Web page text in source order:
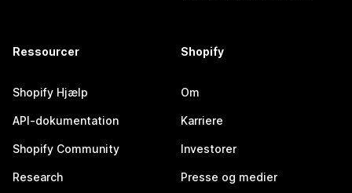
Ressourcer
Shopify Hjælp
API-dokumentation
Shopify Community
Research
Shopify
Om
Karriere
Investorer
Presse og medier